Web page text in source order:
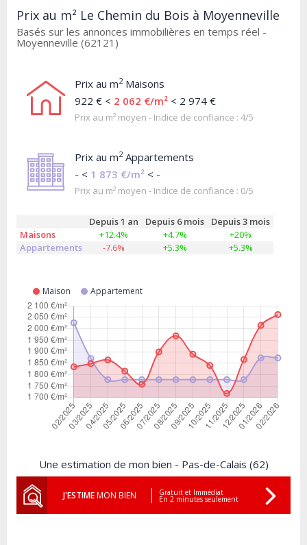
Prix au m² Le Chemin du Bois à Moyenneville
Basés sur les annonces immobilières en temps réel -
Moyenneville (62121)
Prix au m2Maisons
922 € < 2 062 €/m² < 2 974 €
Prix au m² moyen - Indice de confiance : 4/5
Prix au m2Appartements
- < 1 873 €/m² < -
Prix au m² moyen - Indice de confiance : 0/5
Depuis 1 an Depuis 6 mois
Depuis 3 mois
Maisons
+12.4% +4.7%
+20%
Appartements
-7.6% +5.3% +5.3%
Maison Appartement
Une estimation de mon bien - Pas-de-Calais (62)
J'ESTIMEMON BIEN Gratuit et Immédiat
En 2 minutes seulement